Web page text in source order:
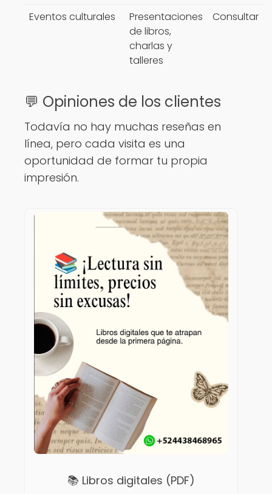
Eventos culturales
Presentaciones
de libros,
charlas y
talleres
Consultar
💬 Opiniones de los clientes
Todavía no hay muchas reseñas en
línea, pero cada visita es una
oportunidad de formar tu propia
impresión.
📚 Libros digitales (PDF)